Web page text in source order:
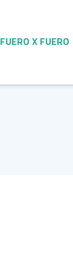
FUERO X FUERO